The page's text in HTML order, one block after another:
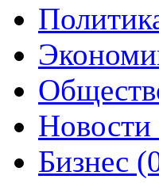
Бизнес